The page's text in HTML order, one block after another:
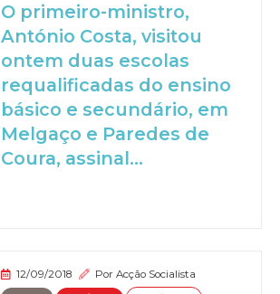
O primeiro-ministro,
António Costa, visitou
ontem duas escolas
requalificadas do ensino
básico e secundário, em
Melgaço e Paredes de
Coura, assinal...
12/09/2018 PorAcção Socialista